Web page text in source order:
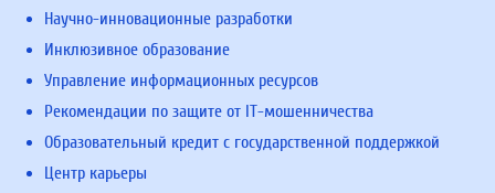
Научно-инновационные разработки
Инклюзивное образование
Управление информационных ресурсов
Рекомендации по защите от IT-мошенничества
Образовательный кредит с государственной поддержкой
Центр карьеры